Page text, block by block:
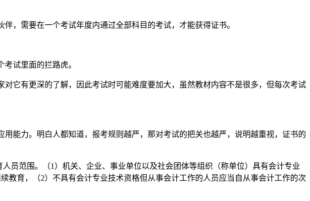
，需要在一个考试年度内通过全部科目的考试，才能获得证书。
试里面的拦路虎。
它有更深的了解，因此考试时可能难度要加大，虽然教材内容不是很多，但每次考试
能力。明白人都知道，报考规则越严，那对考试的把关也越严，说明越重视，证书的
员范围。（1）机关、企业、事业单位以及社会团体等组织（称单位）具有会计专业
育，（2）不具有会计专业技术资格但从事会计工作的人员应当自从事会计工作的次